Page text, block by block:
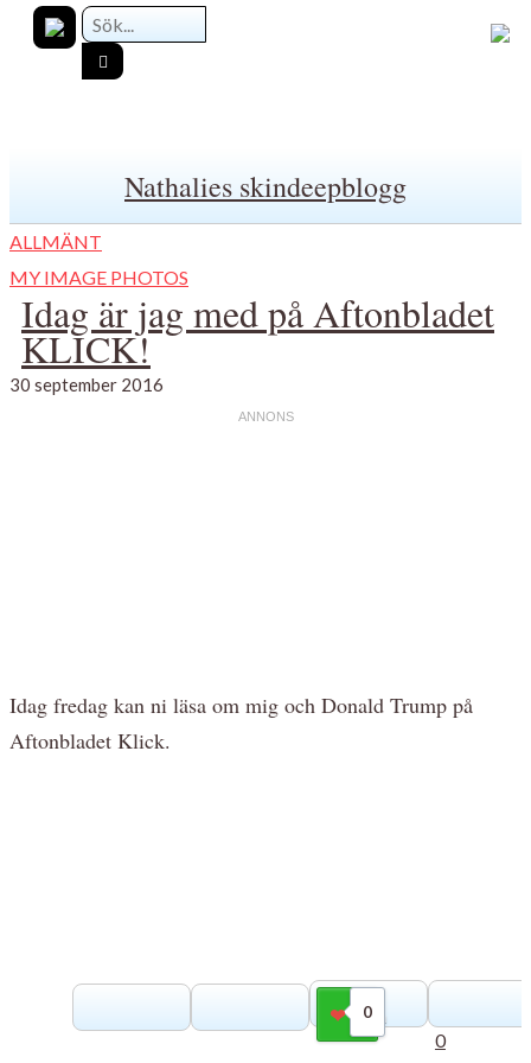
Nathalies skindeepblogg
ALLMÄNT
MY IMAGE PHOTOS
Idag är jag med på Aftonbladet
KLICK!
30 september 2016
Idag fredag kan ni läsa om mig och Donald Trump på
Aftonbladet Klick.
0
Gilla
0